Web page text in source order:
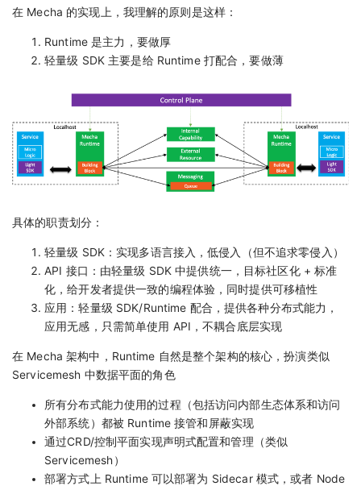
在 Mecha 的实现上，我理解的原则是这样：
Runtime 是主力，要做厚
轻量级 SDK 主要是给 Runtime 打配合，要做薄
具体的职责划分：
轻量级 SDK：实现多语言接入，低侵入（但不追求零侵入）
API 接口：由轻量级 SDK 中提供统一，目标社区化 + 标准
化，给开发者提供一致的编程体验，同时提供可移植性
应用：轻量级 SDK/Runtime 配合，提供各种分布式能力，
应用无感，只需简单使用 API，不耦合底层实现
在 Mecha 架构中，Runtime 自然是整个架构的核心，扮演类似
Servicemesh 中数据平面的角色
所有分布式能力使用的过程（包括访问内部生态体系和访问
外部系统）都被 Runtime 接管和屏蔽实现
通过CRD/控制平面实现声明式配置和管理（类似
Servicemesh）
部署方式上 Runtime 可以部署为 Sidecar 模式，或者 Node